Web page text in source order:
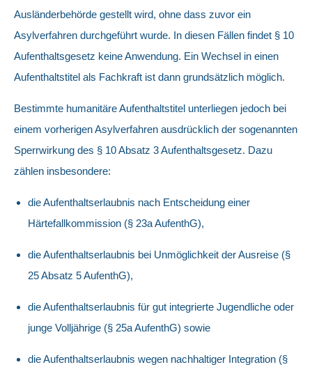
Ausländerbehörde gestellt wird, ohne dass zuvor ein
Asylverfahren durchgeführt wurde. In diesen Fällen findet § 10
Aufenthaltsgesetz keine Anwendung. Ein Wechsel in einen
Aufenthaltstitel als Fachkraft ist dann grundsätzlich möglich.
Bestimmte humanitäre Aufenthaltstitel unterliegen jedoch bei
einem vorherigen Asylverfahren ausdrücklich der sogenannten
Sperrwirkung des § 10 Absatz 3 Aufenthaltsgesetz. Dazu
zählen insbesondere:
die Aufenthaltserlaubnis nach Entscheidung einer
Härtefallkommission (§ 23a AufenthG),
die Aufenthaltserlaubnis bei Unmöglichkeit der Ausreise (§
25 Absatz 5 AufenthG),
die Aufenthaltserlaubnis für gut integrierte Jugendliche oder
junge Volljährige (§ 25a AufenthG) sowie
die Aufenthaltserlaubnis wegen nachhaltiger Integration (§